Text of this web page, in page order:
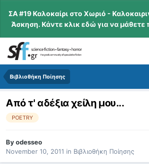
ΣΑ #19 Καλοκαίρι στο Χωριό -
Άσκηση. Κάντε κλικ εδώ για να μάθετε
Βιβλιοθήκη Ποίησης
Από τ' αδέξια χείλη μου...
POETRY
Byodesseo
November 10, 2011 in Βιβλιοθήκη Ποίησης